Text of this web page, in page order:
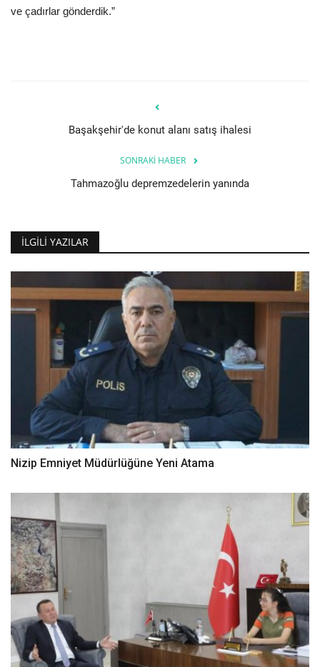
ve çadırlar gönderdik.”
Başakşehir'de konut alanı satış ihalesi
SONRAKI HABER
Tahmazoğlu depremzedelerin yanında
İLGILI YAZILAR
Nizip Emniyet Müdürlüğüne Yeni Atama